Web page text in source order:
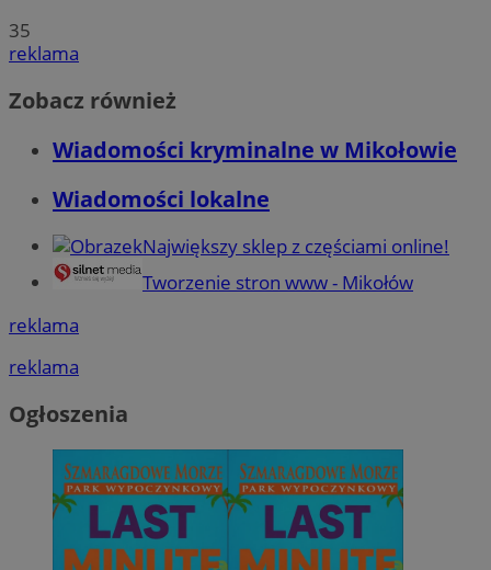
35
reklama
Zobacz również
Wiadomości kryminalne w Mikołowie
Wiadomości lokalne
Największy sklep z częściami online!
Tworzenie stron www - Mikołów
reklama
reklama
Ogłoszenia